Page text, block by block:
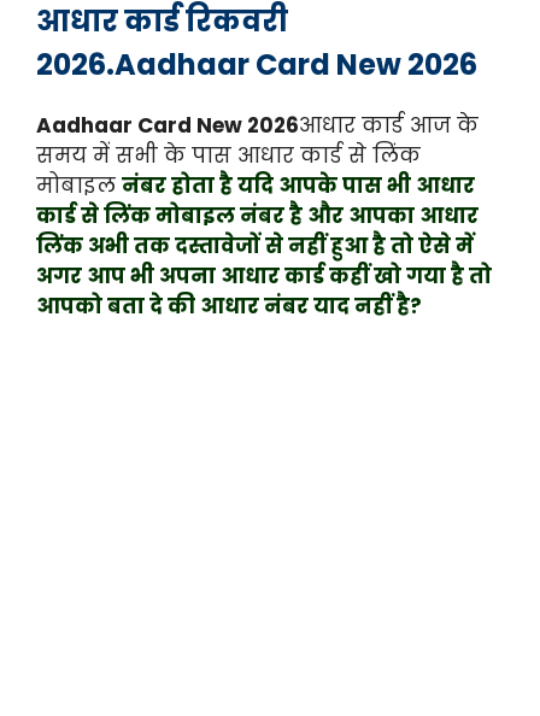
आधार कार्ड रिकवरी
2026.Aadhaar Card New 2026
Aadhaar Card New 2026आधार कार्ड आज के
समय में सभी के पास आधार कार्ड से लिंक
मोबाइल नंबर होता है यदि आपके पास भी आधार
कार्ड से लिंक मोबाइल नंबर है और आपका आधार
लिंक अभी तक दस्तावेजों से नहीं हुआ है तो ऐसे में
अगर आप भी अपना आधार कार्ड कहीं खो गया है तो
आपको बता दे की आधार नंबर याद नहीं है?